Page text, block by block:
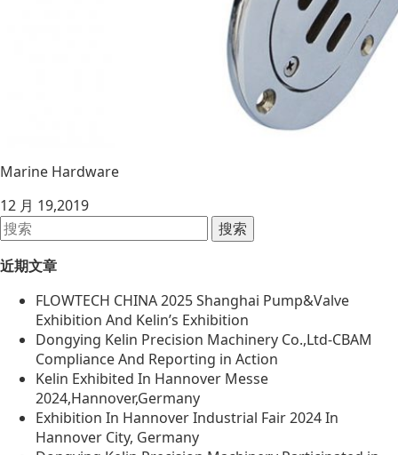
Marine Hardware
12 月 19,2019
近期文章
FLOWTECH CHINA 2025 Shanghai Pump&Valve
Exhibition And Kelin’s Exhibition
Dongying Kelin Precision Machinery Co.,Ltd-CBAM
Compliance And Reporting in Action
Kelin Exhibited In Hannover Messe
2024,Hannover,Germany
Exhibition In Hannover Industrial Fair 2024 In
Hannover City, Germany